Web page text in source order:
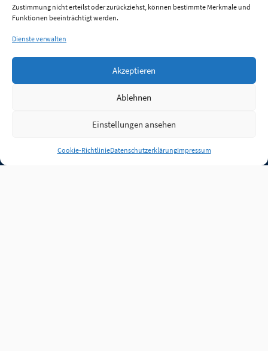
Zustimmung nicht erteilst oder zurückziehst, können bestimmte Merkmale und
Funktionen beeinträchtigt werden.
Dienste verwalten
Akzeptieren
Ablehnen
Einstellungen ansehen
Cookie-RichtlinieDatenschutzerklärungImpressum
Anmelden
Jobs Partner FAQ Quellen